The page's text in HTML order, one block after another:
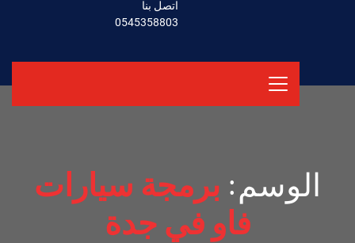
اتصل بنا
0545358803
الوسم: برمجة سيارات
فاو في جدة